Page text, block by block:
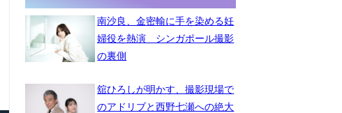
南沙良、金密輸に手を染める妊
婦役を熱演 シンガポール撮影
の裏側
舘ひろしが明かす、撮影現場で
のアドリブと西野七瀬への絶大